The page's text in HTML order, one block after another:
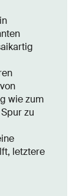
wie zum
zu
letztere